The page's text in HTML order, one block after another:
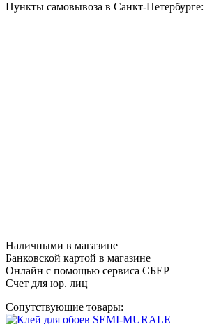
Пункты самовывоза в Санкт-Петербурге:
Наличными в магазине
Банковской картой в магазине
Онлайн с помощью сервиса СБЕР
Счет для юр. лиц
Сопутствующие товары: